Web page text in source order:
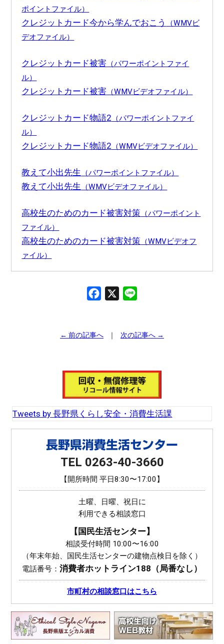
ポイントファイル）
クレジットカード今から学んでおこう
（WMVビ
デオファイル）
クレジットカード被害 （パワーポイントファイ
ル）
クレジットカード被害 （WMVビデオファイル）
クレジットカード物語2 （パワーポイントファイ
ル）
クレジットカード物語2 （WMVビデオファイル）
教えて小出先生 （パワーポイントファイル）
教えて小出先生 （WMVビデオファイル）
高校生のためのカード被害対策 （パワーポイント
ファイル）
高校生のためのカード被害対策 （WMVビデオフ
ァイル）
e
o
k
e
← 前の記事へ 次の記事へ →
Tweets by 長野県くらし安全・消費生活課
長野県消費生活センター
TEL 0263-40-3660
【開所時間 平日8:30〜17:00】
土曜、日曜、祝日に
利用できる相談窓口
【国民生活センター】
相談受付時間 10:00〜16:00
（年末年始、国民生活センターの建物点検日を除く）
電話番号： 消費者ホットライン188（局番なし）
市町村の相談窓口はこちら